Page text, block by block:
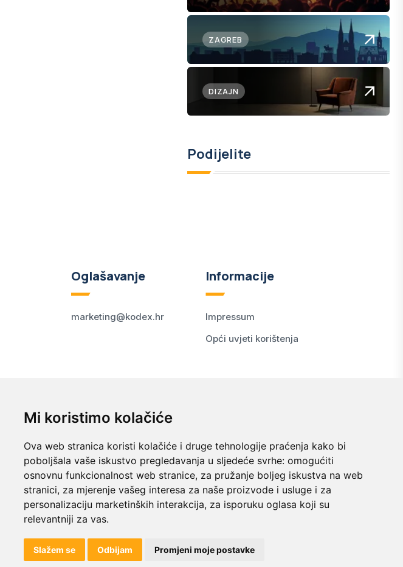
Mi koristimo kolačiće
Ova web stranica koristi kolačiće i druge tehnologije praćenja kako bi
poboljšala vaše iskustvo pregledavanja u sljedeće svrhe: omogućiti
osnovnu funkcionalnost web stranice, za pružanje boljeg iskustva na web
stranici, za mjerenje vašeg interesa za naše proizvode i usluge i za
personalizaciju marketinških interakcija, za isporuku oglasa koji su
relevantniji za vas.
Slažem se Odbijam Promjeni moje postavke
ZAGREB
DIZAJN
Podijelite
Oglašavanje
marketing@kodex.hr
Informacije
Impressum
Opći uvjeti korištenja